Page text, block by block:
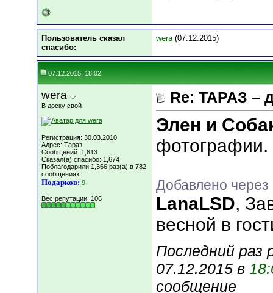
Пользователь сказал
cпасибо:
wera(07.12.2015)
07.12.2015, 18:02
wera
В доску свой
Регистрация: 30.03.2010
Адрес: Тараз
Сообщений: 1,813
Сказал(а) спасибо: 1,674
Поблагодарили 1,366 раз(а) в 782
сообщениях
Подарков: 9
Вес репутации: 106
Re: ТАРАЗ –
Элен и
Добавлено через
LanaLSD,
весной в
Последний раз
07.12.2015 в
сообщение